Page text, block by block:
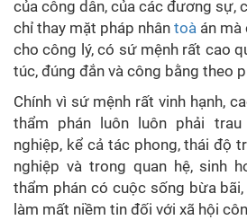
của công dân, của các đương sự,
chỉ thay mặt pháp nhân toà án mà
cho công lý, có sứ mệnh rất cao
túc, đúng đắn và công bằng theo
Chính vì sứ mệnh rất vinh hạnh,
thẩm phán luôn luôn phải
nghiệp, kể cả tác phong, thái độ
nghiệp và trong quan hệ, sinh
thẩm phán có cuộc sống bừa
làm mất niềm tin đối với xã hội